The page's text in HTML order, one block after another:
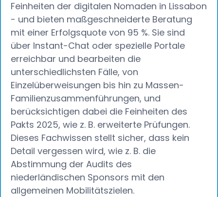
Feinheiten der digitalen Nomaden in Lissabon
- und bieten maßgeschneiderte Beratung
mit einer Erfolgsquote von 95 %. Sie sind
über Instant-Chat oder spezielle Portale
erreichbar und bearbeiten die
unterschiedlichsten Fälle, von
Einzelüberweisungen bis hin zu Massen-
Familienzusammenführungen, und
berücksichtigen dabei die Feinheiten des
Pakts 2025, wie z. B. erweiterte Prüfungen.
Dieses Fachwissen stellt sicher, dass kein
Detail vergessen wird, wie z. B. die
Abstimmung der Audits des
niederländischen Sponsors mit den
allgemeinen Mobilitätszielen.